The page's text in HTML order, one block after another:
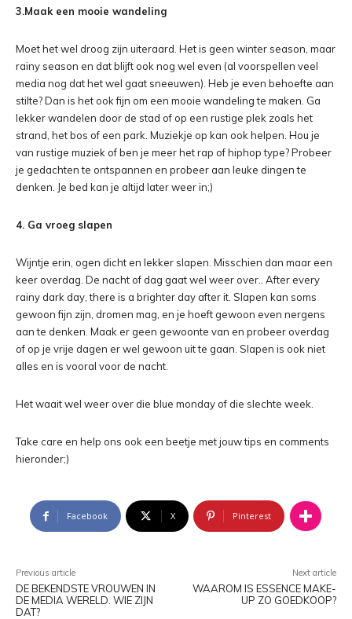
3.Maak een mooie wandeling
Moet het wel droog zijn uiteraard. Het is geen winter season, maar
rainy season en dat blijft ook nog wel even (al voorspellen veel
media nog dat het wel gaat sneeuwen). Heb je even behoefte aan
stilte? Dan is het ook fijn om een mooie wandeling te maken. Ga
lekker wandelen door de stad of op een rustige plek zoals het
strand, het bos of een park. Muziekje op kan ook helpen. Hou je
van rustige muziek of ben je meer het rap of hiphop type? Probeer
je gedachten te ontspannen en probeer aan leuke dingen te
denken. Je bed kan je altijd later weer in;)
4. Ga vroeg slapen
Wijntje erin, ogen dicht en lekker slapen. Misschien dan maar een
keer overdag. De nacht of dag gaat wel weer over.. After every
rainy dark day, there is a brighter day after it. Slapen kan soms
gewoon fijn zijn, dromen mag, en je hoeft gewoon even nergens
aan te denken. Maak er geen gewoonte van en probeer overdag
of op je vrije dagen er wel gewoon uit te gaan. Slapen is ook niet
alles en is vooral voor de nacht.
Het waait wel weer over die blue monday of die slechte week.
Take care en help ons ook een beetje met jouw tips en comments
hieronder;)
Facebook X Pinterest
Previous article
DE BEKENDSTE VROUWEN IN
DE MEDIA WERELD. WIE ZIJN
DAT?
Next article
WAAROM IS ESSENCE MAKE-
UP ZO GOEDKOOP?